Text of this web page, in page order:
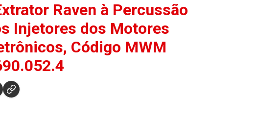
Raven à Percussão
Injetores dos Motores
Código MWM